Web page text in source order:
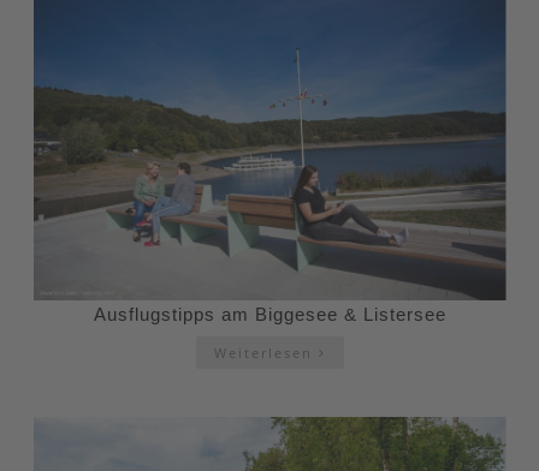
Ausflugstipps am Biggesee & Listersee
Weiterlesen